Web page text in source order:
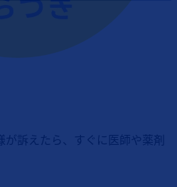
が訴えたら、すぐに医師や薬剤